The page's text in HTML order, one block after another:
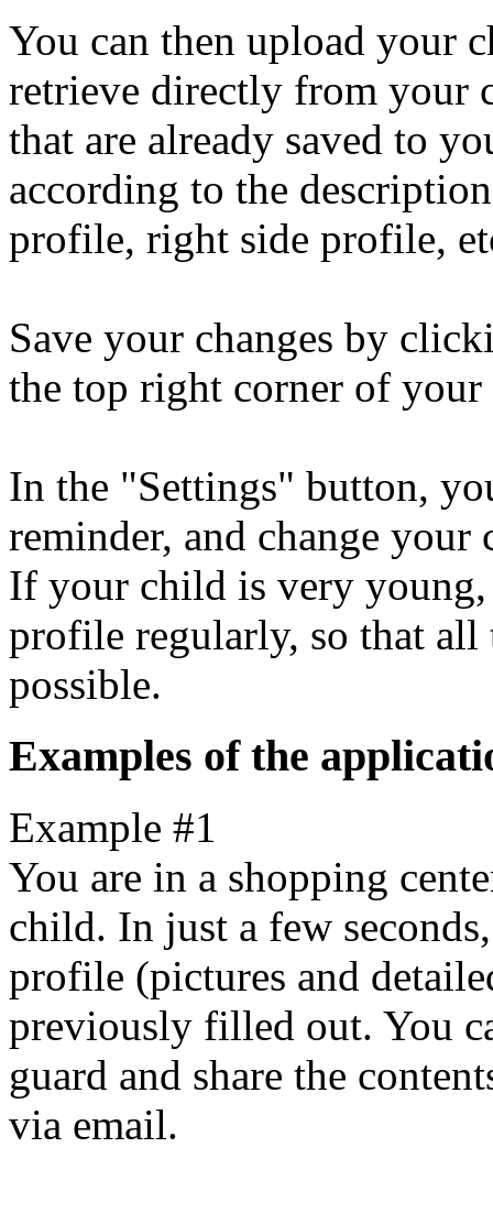
You can then upload your
retrieve directly from your
that are already saved to
according to the
profile, right side profile,
Save your changes by
the top right corner of your
In the "Settings" button,
reminder, and change
If your child is very young,
profile regularly, so that all
possible.
Examples of the
Example #1
You are in a shopping
child. In just a few
profile (pictures and
previously filled out. You
guard and share the
via email.